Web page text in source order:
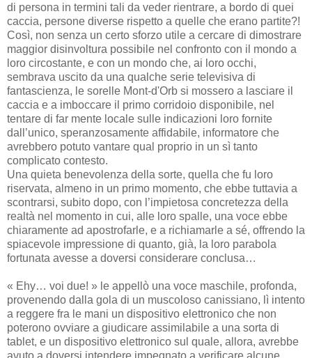
di persona in termini tali da veder rientrare, a bordo di quei
caccia, persone diverse rispetto a quelle che erano partite?!
Così, non senza un certo sforzo utile a cercare di dimostrare
maggior disinvoltura possibile nel confronto con il mondo a
loro circostante, e con un mondo che, ai loro occhi,
sembrava uscito da una qualche serie televisiva di
fantascienza, le sorelle Mont-d'Orb si mossero a lasciare il
caccia e a imboccare il primo corridoio disponibile, nel
tentare di far mente locale sulle indicazioni loro fornite
dall’unico, speranzosamente affidabile, informatore che
avrebbero potuto vantare qual proprio in un sì tanto
complicato contesto.
Una quieta benevolenza della sorte, quella che fu loro
riservata, almeno in un primo momento, che ebbe tuttavia a
scontrarsi, subito dopo, con l’impietosa concretezza della
realtà nel momento in cui, alle loro spalle, una voce ebbe
chiaramente ad apostrofarle, e a richiamarle a sé, offrendo la
spiacevole impressione di quanto, già, la loro parabola
fortunata avesse a doversi considerare conclusa…
« Ehy… voi due! » le appellò una voce maschile, profonda,
provenendo dalla gola di un muscoloso canissiano, lì intento
a reggere fra le mani un dispositivo elettronico che non
poterono ovviare a giudicare assimilabile a una sorta di
tablet, e un dispositivo elettronico sul quale, allora, avrebbe
avuto a doversi intendere impegnato a verificare alcune